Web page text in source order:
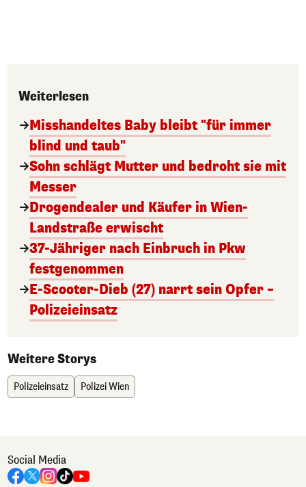
Weiterlesen
Misshandeltes Baby bleibt "für immer
blind und taub"
Sohn schlägt Mutter und bedroht sie mit
Messer
Drogendealer und Käufer in Wien-
Landstraße erwischt
37-Jähriger nach Einbruch in Pkw
festgenommen
E-Scooter-Dieb (27) narrt sein Opfer –
Polizeieinsatz
Weitere Storys
Polizeieinsatz Polizei Wien
Social Media